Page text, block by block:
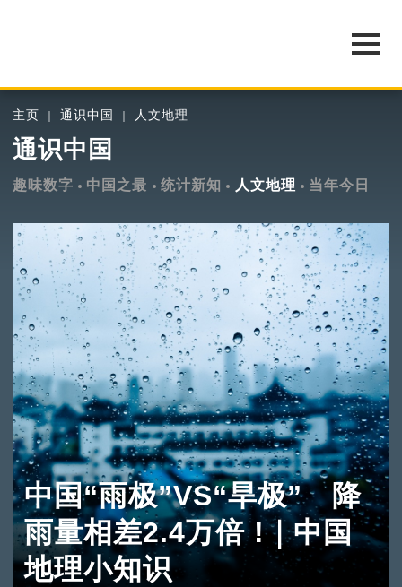
主页 通识中国 人文地理
通识中国
趣味数字 中国之最 统计新知 人文地理 当年今日
中国“雨极”VS“旱极” 降
雨量相差2.4万倍 !｜中国
地理小知识